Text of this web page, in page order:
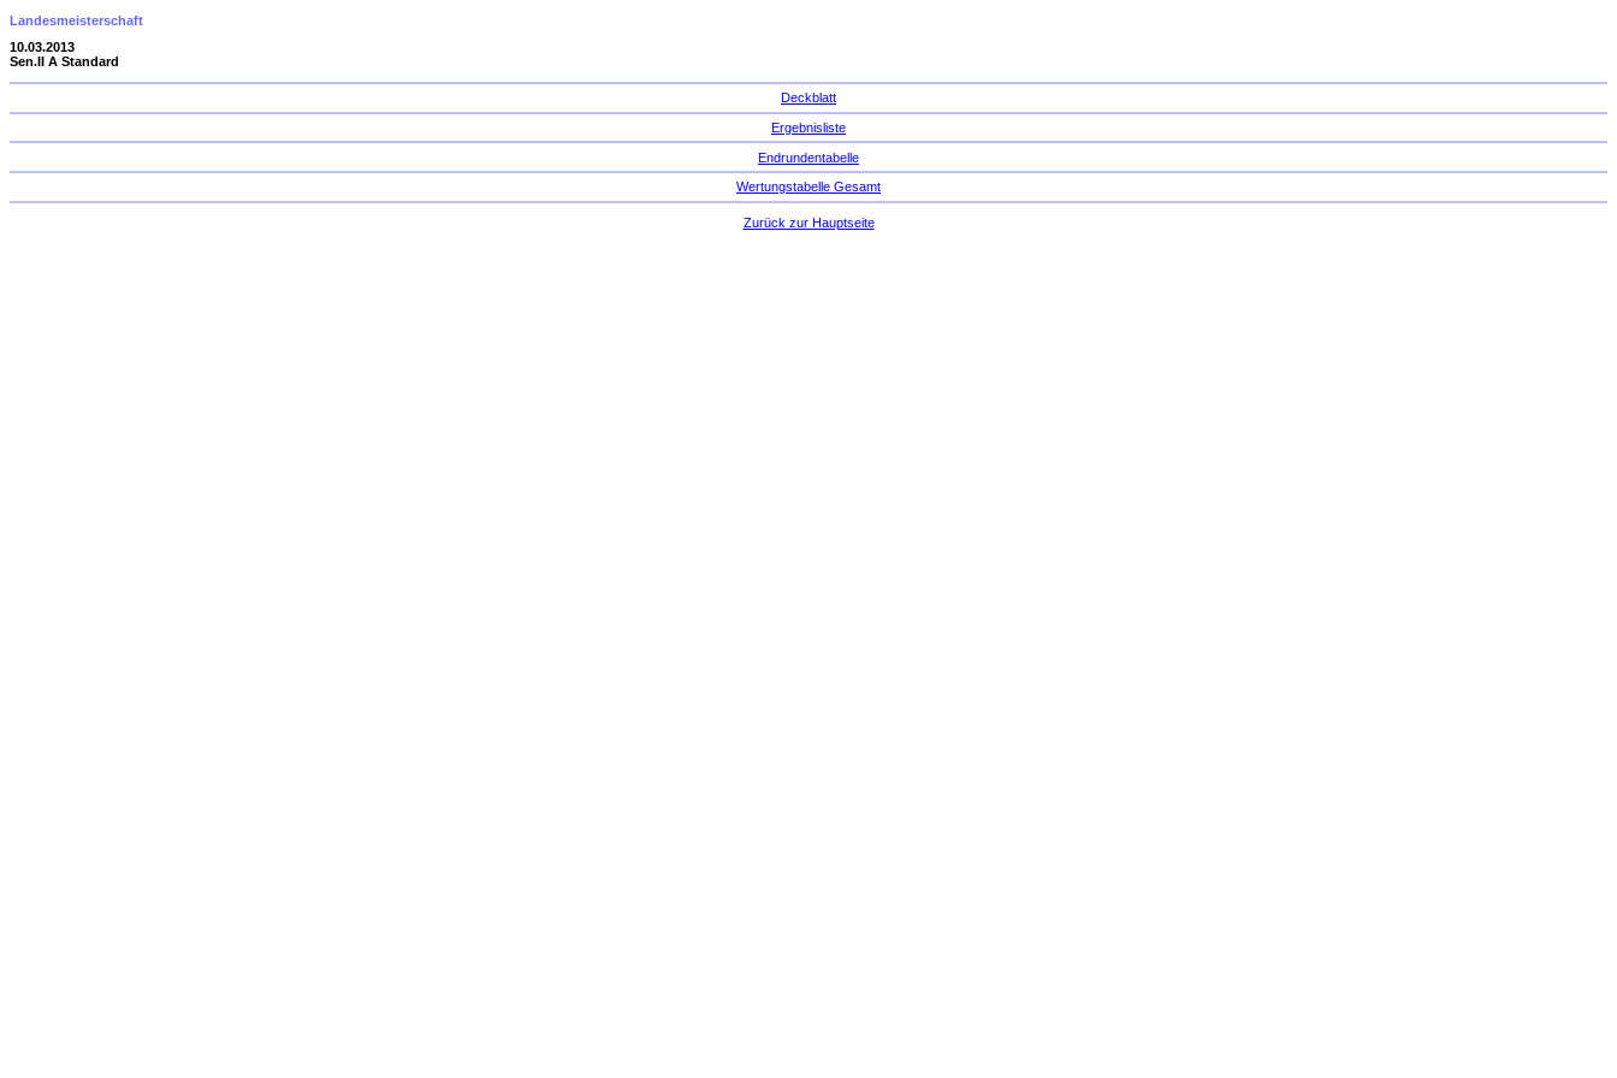
Landesmeisterschaft
10.03.2013
Sen.II A Standard
Deckblatt
Ergebnisliste
Endrundentabelle
Wertungstabelle Gesamt
Zurück zur Hauptseite